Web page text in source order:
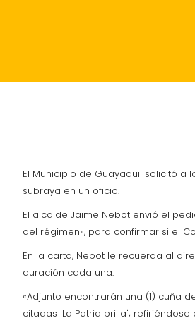
El Municipio de Guayaquil solicitó
subraya en un oficio.
El alcalde Jaime Nebot envió el
del régimen», para confirmar si el
En la carta, Nebot le recuerda al
duración cada una.
«Adjunto encontrarán una (1) cuña
citadas 'La Patria brilla';